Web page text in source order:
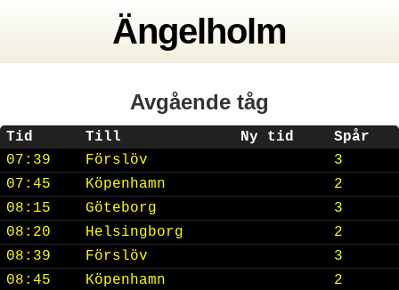
Ängelholm
Avgående tåg
Tid Till Ny tid
Spår
07:39
Förslöv
3
07:45
Köpenhamn
2
08:15
Göteborg
3
08:20
Helsingborg
2
08:39
Förslöv
3
08:45
Köpenhamn
2